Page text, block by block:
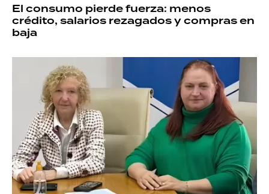
El consumo pierde fuerza: menos
crédito, salarios rezagados y compras en
baja